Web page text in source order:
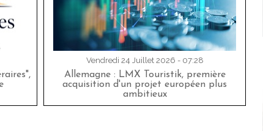
Vendredi 24 Juillet 2026 - 07:28
Allemagne : LMX Touristik, première
acquisition d'un projet européen plus
ambitieux